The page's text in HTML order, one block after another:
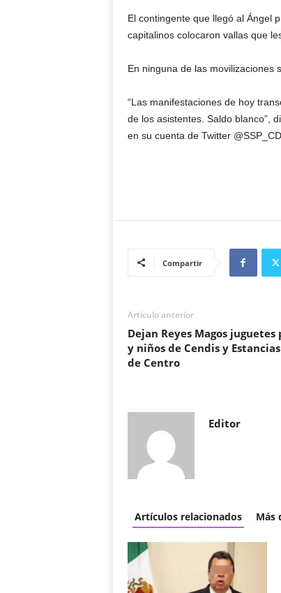
El contingente que llegó al Ángel
capitalinos colocaron vallas que
En ninguna de las movilizaciones
“Las manifestaciones de hoy
de los asistentes. Saldo blanco”,
en su cuenta de Twitter
Compartir
Artículo anterior
Dejan Reyes Magos juguetes
y niños de Cendis y
de Centro
Editor
Artículos relacionados Más